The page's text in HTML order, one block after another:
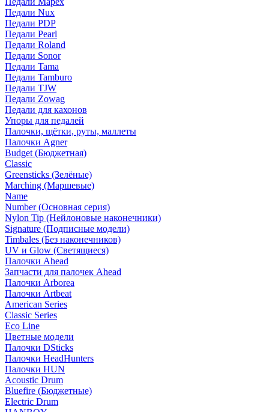
Педали Nux
Педали PDP
Педали Pearl
Педали Roland
Педали Sonor
Педали Tama
Педали Tamburo
Педали TJW
Педали Zowag
Педали для кахонов
Упоры для педалей
Палочки, щётки, руты, маллеты
Палочки Agner
Budget (Бюджетная)
Classic
Greensticks (Зелёные)
Marching (Маршевые)
Name
Number (Основная серия)
Nylon Tip (Нейлоновые наконечники)
Signature (Подписные модели)
Timbales (Без наконечников)
UV и Glow (Светящиеся)
Палочки Ahead
Запчасти для палочек Ahead
Палочки Arborea
Палочки Artbeat
American Series
Classic Series
Eco Line
Цветные модели
Палочки DSticks
Палочки HeadHunters
Палочки HUN
Acoustic Drum
Bluefire (Бюджетные)
Electric Drum